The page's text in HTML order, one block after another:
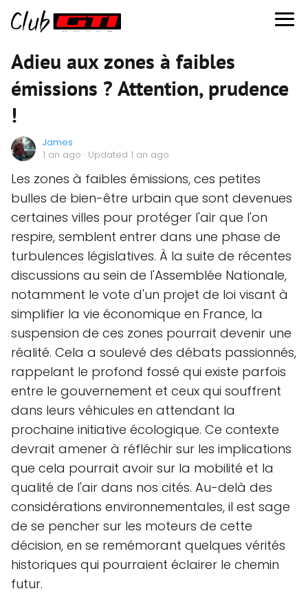
Adieu aux zones à faibles
émissions ? Attention, prudence
!
James
1 an ago · Updated 1 an ago
Les zones à faibles émissions, ces petites
bulles de bien-être urbain que sont devenues
certaines villes pour protéger l'air que l'on
respire, semblent entrer dans une phase de
turbulences législatives. À la suite de récentes
discussions au sein de l'Assemblée Nationale,
notamment le vote d'un projet de loi visant à
simplifier la vie économique en France, la
suspension de ces zones pourrait devenir une
réalité. Cela a soulevé des débats passionnés,
rappelant le profond fossé qui existe parfois
entre le gouvernement et ceux qui souffrent
dans leurs véhicules en attendant la
prochaine initiative écologique. Ce contexte
devrait amener à réfléchir sur les implications
que cela pourrait avoir sur la mobilité et la
qualité de l'air dans nos cités. Au-delà des
considérations environnementales, il est sage
de se pencher sur les moteurs de cette
décision, en se remémorant quelques vérités
historiques qui pourraient éclairer le chemin
futur.